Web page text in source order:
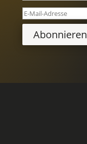
Abonnieren